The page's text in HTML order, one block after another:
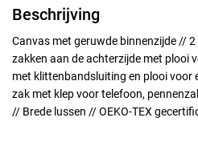
Beschrijving
Canvas met geruwde binnenzijde //
zakken aan de achterzijde met plooi
met klittenbandsluiting en plooi voor
zak met klep voor telefoon,
// Brede lussen // OEKO-TEX